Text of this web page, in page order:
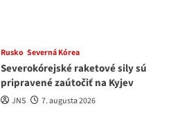
Rusko Severná Kórea
Severokórejské raketové sily sú
pripravené zaútočiť na Kyjev
JNS 7. augusta 2026